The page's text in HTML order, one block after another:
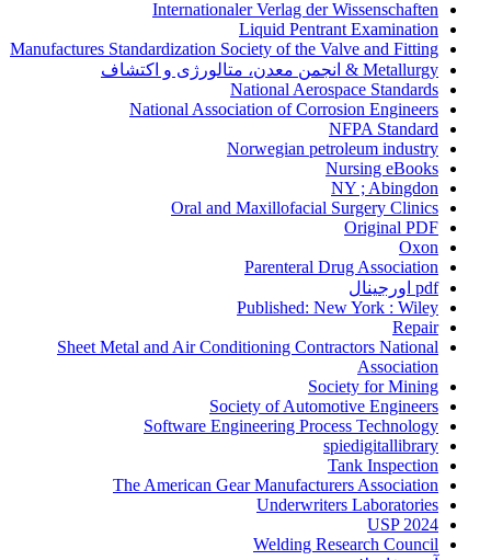
Internationaler Verlag der Wissenschaften
Liquid Pentrant Examination
Manufactures Standardization Society of the Valve and Fitting
Metallurgy & انجمن معدن، متالورژی و اکتشاف
National Aerospace Standards
National Association of Corrosion Engineers
NFPA Standard
Norwegian petroleum industry
Nursing eBooks
NY ; Abingdon
Oral and Maxillofacial Surgery Clinics
Original PDF
Oxon
Parenteral Drug Association
pdf اورجینال
Published: New York : Wiley
Repair
Sheet Metal and Air Conditioning Contractors National
Association
Society for Mining
Society of Automotive Engineers
Software Engineering Process Technology
spiedigitallibrary
Tank Inspection
The American Gear Manufacturers Association
Underwriters Laboratories
USP 2024
Welding Research Council